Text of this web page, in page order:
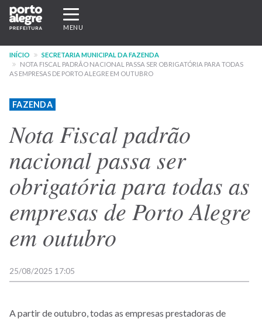
Pular
para
conteúdo
principal
Expandir/recolher
navegação
MENU
INÍCIO
SECRETARIA MUNICIPAL DA FAZENDA
NOTA FISCAL PADRÃO NACIONAL PASSA SER OBRIGATÓRIA PARA TODAS
AS EMPRESAS DE PORTO ALEGRE EM OUTUBRO
FAZENDA
Nota Fiscal padrão
nacional passa ser
obrigatória para todas as
empresas de Porto Alegre
em outubro
25/08/2025 17:05
A partir de outubro, todas as empresas prestadoras de